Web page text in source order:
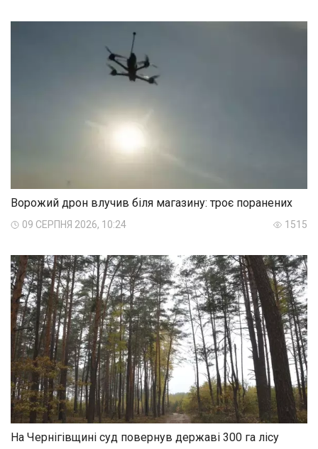
Ворожий дрон влучив біля магазину: троє поранених
09 СЕРПНЯ 2026, 10:24 1515
На Чернігівщині суд повернув державі 300 га лісу